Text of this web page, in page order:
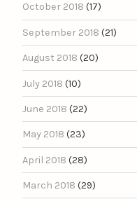
October 2018 (17)
September 2018 (21)
August 2018 (20)
July 2018 (10)
June 2018 (22)
May 2018 (23)
April 2018 (28)
March 2018 (29)